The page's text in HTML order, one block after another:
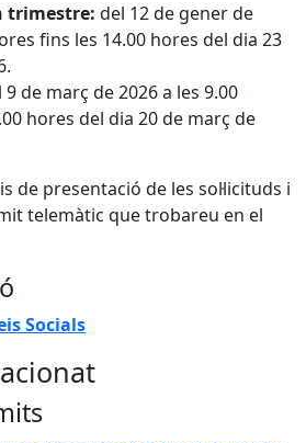
trimestre: del 12 de gener de
fins les 14.00 hores del dia 23
9 de març de 2026 a les 9.00
hores del dia 20 de març de
de presentació de les sol·licituds i
telemàtic que trobareu en el
Socials